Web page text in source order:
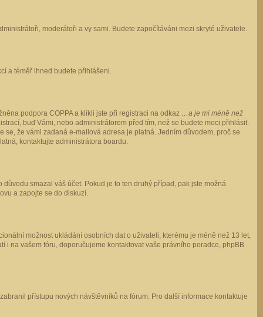
moderátoři a vy sami. Budete započítáváni mezi skryté uživatele.
a téměř ihned budete přihlášeni.
podpora COPPA a klikli jste při registraci na odkaz …a je mi méně než
buď Vámi, nebo administrátorem před tím, než se budete moci přihlásit.
že vámi zadaná e-mailová adresa je platná. Jedním důvodem, proč se
kontaktujte administrátora boardu.
smazal váš účet. Pokud je to ten druhý případ, pak jste možná
a zapojte se do diskuzí.
možnost ukládání osobních dat o uživateli, kterému je méně než 13 let,
i na vašem fóru, doporučujeme kontaktovat vaše právního poradce, phpBB
přístupu nových návštěvníků na fórum. Pro další informace kontaktuje